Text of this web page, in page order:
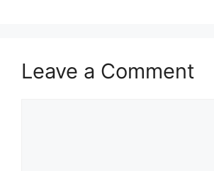
Leave a Comment